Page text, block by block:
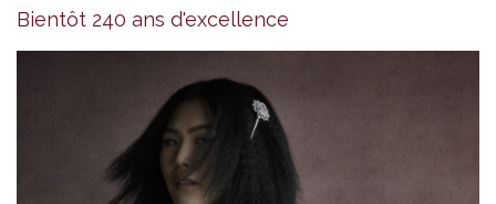
Bientôt 240 ans d'excellence